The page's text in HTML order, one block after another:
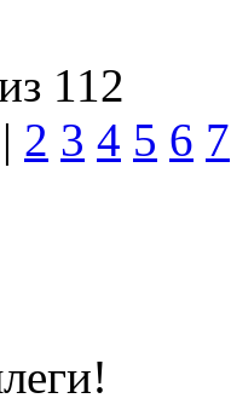
112
| 2 3 4 5 6 7